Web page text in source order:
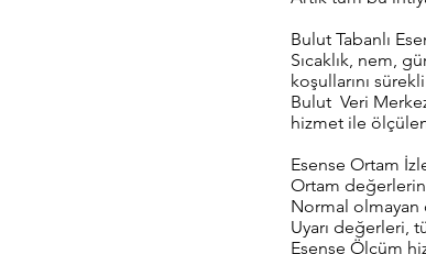
Bulut Tabanlı
Sıcaklık, nem,
koşullarını
Bulut Veri
hizmet ile
Esense Ortam
Ortam
Normal
Uyarı değerleri,
Esense Ölçüm